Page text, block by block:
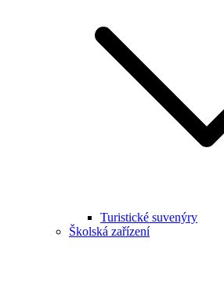
Turistické suvenýry
Školská zařízení